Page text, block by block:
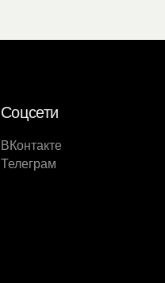
Соцсети
ВКонтакте
Телеграм